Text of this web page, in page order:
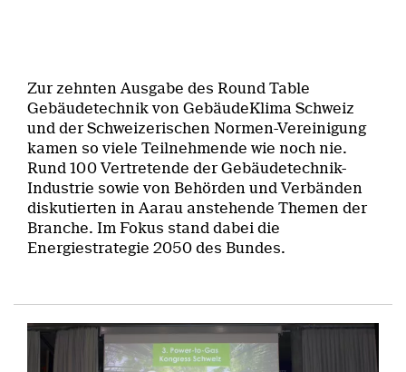
Zur zehnten Ausgabe des Round Table
Gebäudetechnik von GebäudeKlima Schweiz
und der Schweizerischen Normen-Vereinigung
kamen so viele Teilnehmende wie noch nie.
Rund 100 Vertretende der Gebäudetechnik-
Industrie sowie von Behörden und Verbänden
diskutierten in Aarau anstehende Themen der
Branche. Im Fokus stand dabei die
Energiestrategie 2050 des Bundes.